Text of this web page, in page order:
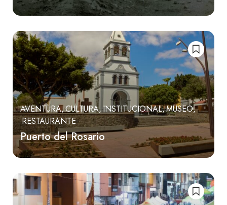
AVENTURA CULTURA INSTITUCIONAL MUSEO
RESTAURANTE
Puerto del Rosario